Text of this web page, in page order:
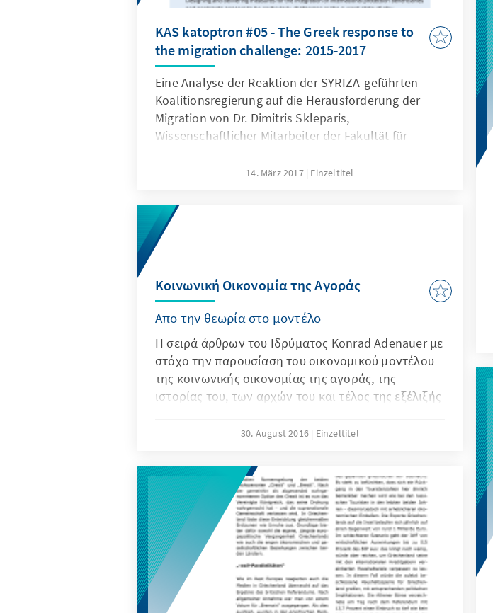
KAS katoptron #05 - The Greek response to
the migration challenge: 2015-2017
Eine Analyse der Reaktion der SYRIZA-geführten
Koalitionsregierung auf die Herausforderung der
Migration von Dr. Dimitris Skleparis,
Wissenschaftlicher Mitarbeiter der Fakultät für
Glasgow - auf Englisch
14. März 2017 Einzeltitel
Κοινωνική Οικονομία της Αγοράς
Απο την θεωρία στο μοντέλο
Η σειρά άρθρων του Ιδρύματος Konrad Adenauer με
στόχο την παρουσίαση του οικονομικού μοντέλου
της κοινωνικής οικονομίας της αγοράς, της
ιστορίας του, των αρχών του και τέλος της εξέλιξής
γερμανικής κοινωνίας.
30. August 2016 Einzeltitel